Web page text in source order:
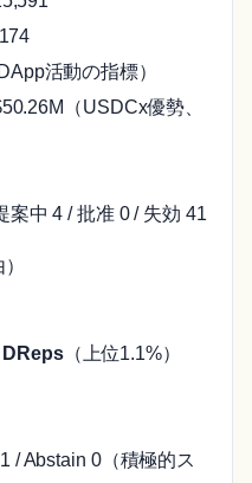
活動の指標）
（USDCx優勢、
案中 4 / 批准 0 / 失効 41
DReps（上位1.1%）
/ Abstain 0（積極的ス